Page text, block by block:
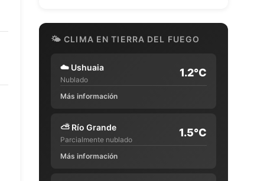
🌤 CLIMA EN TIERRA DEL FUEGO
☁️ Ushuaia
Nublado
1.2°C
Más información
⛅ Río Grande
Parcialmente nublado
1.5°C
Más información